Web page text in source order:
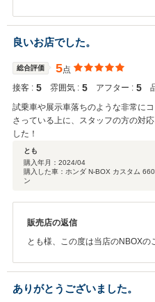
もあります。しかし、たけのこ
少しほぐれ大変ありがたかったで
伝わってきてたけのこ様にご購入
ました。私共もこれからもっと勉
でいただける仕事を目指していき
また口コミ投稿、誠に有難うござ
良いお店でした。
総合評価 5点
接客 : 5 雰囲気 : 5 アフター : 5
試乗車や展示車落ちのような非常に
さっている上に、スタッフの方の対
した！
とも
購入年月： 2024/04
購入した車：ホンダ N-BOX カスタム
ン
販売店の返信
とも様、この度は当店のNBOX
くなりました。また、とも様か
き、大変嬉しい限りです。今後も
ありがとうございました。